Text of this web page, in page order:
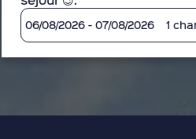
06/08/2026 - 07/08/2026 1